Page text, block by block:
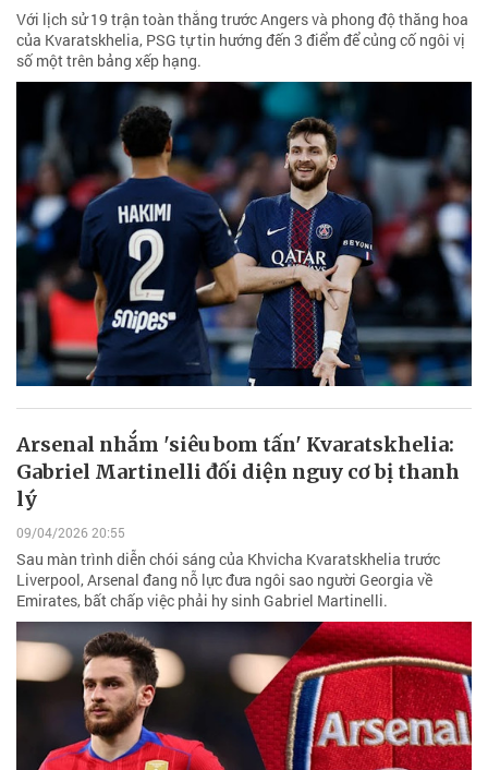
Với lịch sử 19 trận toàn thắng trước Angers và phong độ thăng hoa
của Kvaratskhelia, PSG tự tin hướng đến 3 điểm để củng cố ngôi vị
số một trên bảng xếp hạng.
Arsenal nhắm 'siêu bom tấn' Kvaratskhelia:
Gabriel Martinelli đối diện nguy cơ bị thanh
lý
09/04/2026 20:55
Sau màn trình diễn chói sáng của Khvicha Kvaratskhelia trước
Liverpool, Arsenal đang nỗ lực đưa ngôi sao người Georgia về
Emirates, bất chấp việc phải hy sinh Gabriel Martinelli.